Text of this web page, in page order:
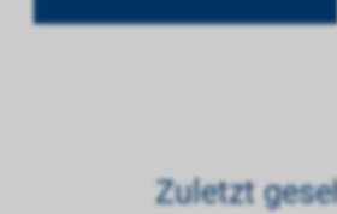
Zuletzt